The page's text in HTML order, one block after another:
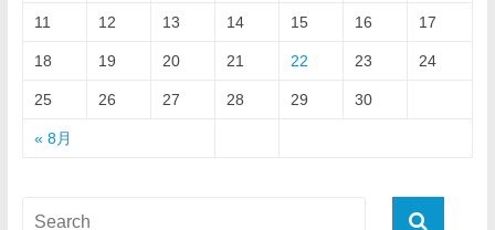
« 8月
11 12 13 14 15 16 17
18 19 20 21 22 23 24
25 26 27 28 29 30